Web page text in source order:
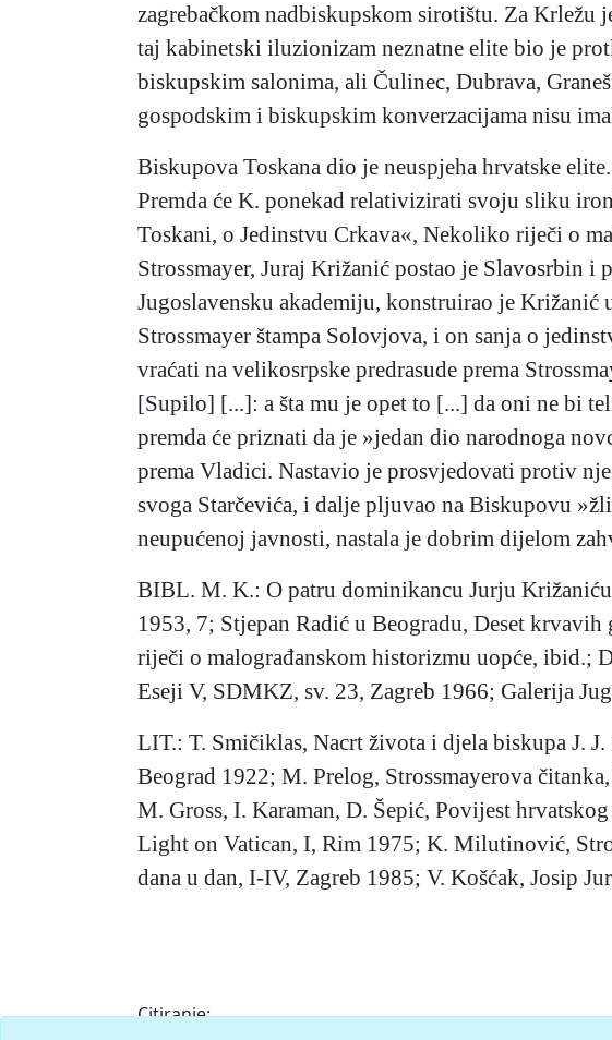
zagrebačkom nadbiskupskom sirotištu. Za Krležu
taj kabinetski iluzionizam neznatne elite bio je
biskupskim salonima, ali Čulinec, Dubrava,
gospodskim i biskupskim konverzacijama nisu
Biskupova Toskana dio je neuspjeha hrvatske
Premda će K. ponekad relativizirati svoju sliku
Toskani, o Jedinstvu Crkava«, Nekoliko riječi o
Strossmayer, Juraj Križanić postao je Slavosrbin i
Jugoslavensku akademiju, konstruirao je
Strossmayer štampa Solovjova, i on sanja o
vraćati na velikosrpske predrasude prema
[Supilo] [...]: a šta mu je opet to [...] da oni ne bi
premda će priznati da je »jedan dio narodnoga
prema Vladici. Nastavio je prosvjedovati protiv
svoga Starčevića, i dalje pljuvao na Biskupovu
neupućenoj javnosti, nastala je dobrim dijelom
BIBL. M. K.: O patru dominikancu Jurju
1953, 7; Stjepan Radić u Beogradu, Deset
riječi o malograđanskom historizmu uopće, ibid.;
Eseji V, SDMKZ, sv. 23, Zagreb 1966; Galerija
LIT.: T. Smičiklas, Nacrt života i djela biskupa J.
Beograd 1922; M. Prelog, Strossmayerova
M. Gross, I. Karaman, D. Šepić, Povijest
Light on Vatican, I, Rim 1975; K. Milutinović,
dana u dan, I-IV, Zagreb 1985; V. Košćak, Josip
Citiranje: